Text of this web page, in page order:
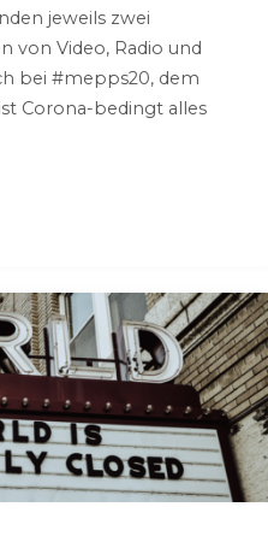
jeweils zwei
von Video, Radio und
bei #mepps20, dem
Corona-bedingt alles